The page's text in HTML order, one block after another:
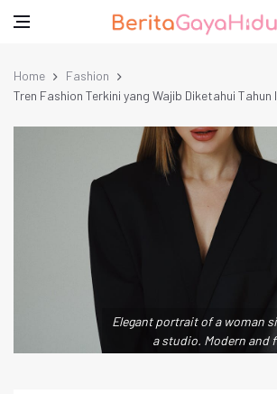
Home
Fashion
Tren Fashion Terkini yang Wajib Diketahui Tahun
Elegant portrait of a woman
a studio. Modern and